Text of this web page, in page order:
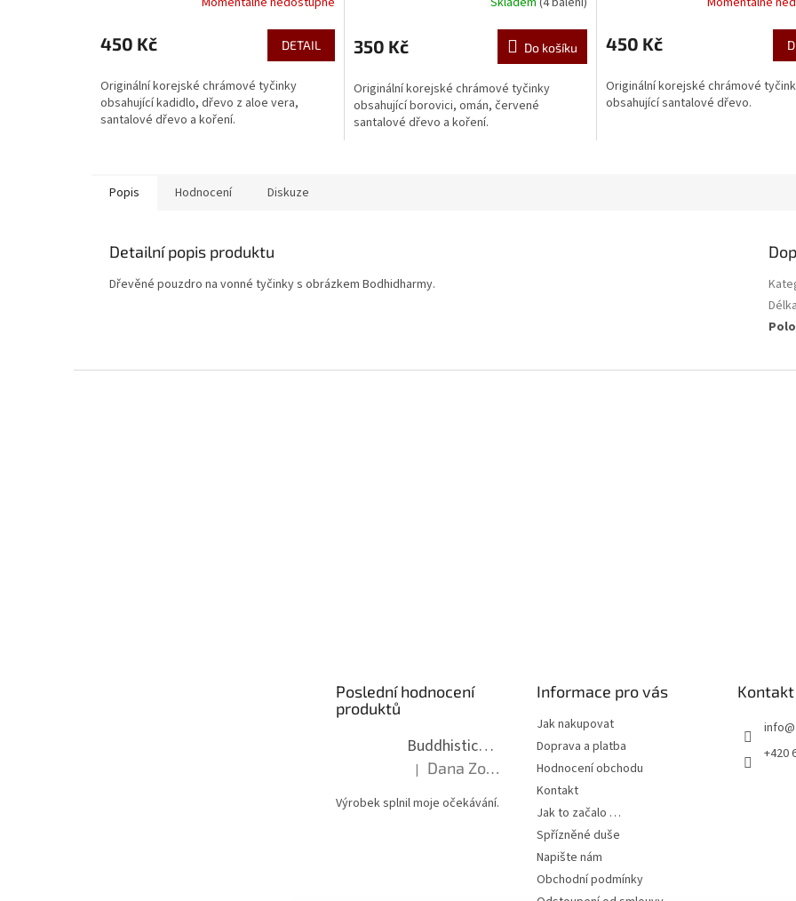
produktu
je
z
5
hvězdiček.
450 Kč DETAIL
Originální korejské chrámové tyčinky
obsahující kadidlo, dřevo z aloe vera,
santalové dřevo a koření.
produktu
je
z
5
hvězdiček.
350 Kč Do košíku
Originální korejské chrámové tyčinky
obsahující borovici, omán, červené
santalové dřevo a koření.
produktu
je
z
5
450 Kč
Originální korejské chrámové
obsahující santalové dřevo.
Popis Hodnocení Diskuze
Detailní popis produktu
Dřevěné pouzdro na vonné tyčinky s obrázkem Bodhidharmy.
Délka
Poslední hodnocení
produktů
Buddhistická mala dlouhá - tmavé dřevo s uzlíky 8 mm
Hodnocení produktu je 5 z 5 hvězdiček.
| Dana Zoubkova
Výrobek splnil moje očekávání.
Informace pro vás
Jak nakupovat
Doprava a platba
Hodnocení obchodu
Kontakt
Jak to začalo …
Spřízněné duše
Napište nám
Obchodní podmínky
Kontakt
info@
+420